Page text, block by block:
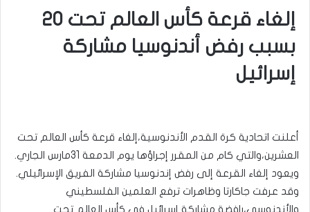
إلغاء قرعة كأس العالم تحت 20
بسبب رفض أندنوسيا مشاركة
إسرائيل
أعلنت اتحادية كرة القدم الأندنوسية،إلغاء قرعة كأس العالم تحت
العشرين،والتي كام من المقرر إجراؤها يوم الدمعة 31مارس الجاري.
ويعود إلغاء القرعة إلى رفض إندنوسيا مشاركة الفريق الإسرائيلي.
وقد عرفت جاكارتا وظاهرات ترفع العلمين الفلسطيني
والأندنوسي،رافضة مشاركة إسرائيل في كأس العالم تحت